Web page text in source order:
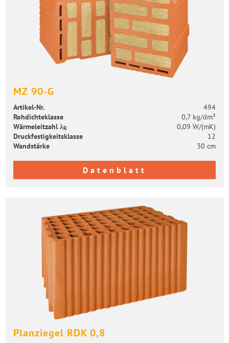
MZ 90-G
Artikel-​Nr.
494
Roh­dich­te­klas­se
0,7 kg/dm³
Wär­me­leit­zahl λR
0,09 W/(mK)
Druck­fes­tig­keits­klas­se
12
Wand­stär­ke
30 cm
Datenblatt
Plan­zie­gel RDK 0,8